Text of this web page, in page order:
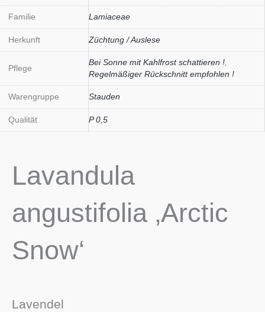
Familie Lamiaceae
Herkunft Züchtung / Auslese
Pflege
Bei Sonne mit Kahlfrost schattieren !
Regelmäßiger Rückschnitt empfohlen !
Warengruppe Stauden
Qualität P 0,5
Lavandula
angustifolia ‚Arctic
Snow‘
Lavendel